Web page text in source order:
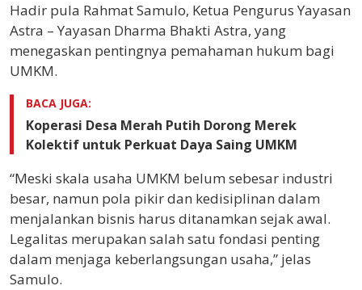
Hadir pula Rahmat Samulo, Ketua Pengurus Yayasan
Astra – Yayasan Dharma Bhakti Astra, yang
menegaskan pentingnya pemahaman hukum bagi
UMKM.
BACA JUGA:
Koperasi Desa Merah Putih Dorong Merek
Kolektif untuk Perkuat Daya Saing UMKM
“Meski skala usaha UMKM belum sebesar industri
besar, namun pola pikir dan kedisiplinan dalam
menjalankan bisnis harus ditanamkan sejak awal.
Legalitas merupakan salah satu fondasi penting
dalam menjaga keberlangsungan usaha,” jelas
Samulo.